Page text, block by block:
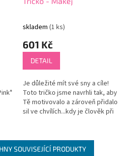
skladem (1 ks)
601 Kč
DETAIL
Je důležité mít své sny a cíle!
Toto tričko jsme navrhli tak, aby
Tě motivovalo a zároveň přidalo
sil ve chvílích...kdy je člověk při
SOUVISEJÍCÍ PRODUKTY